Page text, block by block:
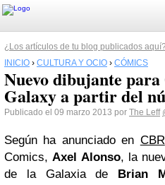
¿Los artículos de tu blog publicados
INICIO › CULTURA Y OCIO › CÓMICS
Nuevo dibujante
Galaxy a partir del
Publicado el 09 marzo 2013 por The Leff
Según ha anunciado en CBR
Comics,Axel Alonso, la
de la Galaxia de Brian